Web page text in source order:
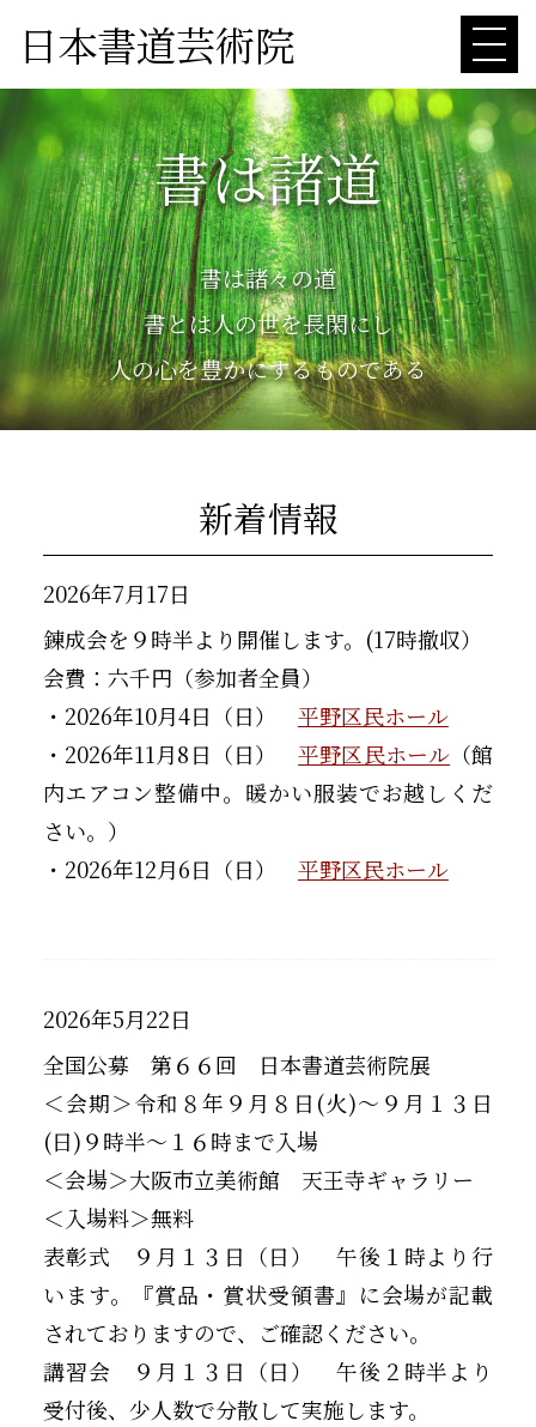
日本書道芸術院
書は諸道
書は諸々の道
書とは人の世を長閑にし
人の心を豊かにするものである
新着情報
2026年7月17日
錬成会を９時半より開催します。(17時撤収）
会費：六千円（参加者全員）
・2026年10月4日（日） 平野区民ホール
・2026年11月8日（日）平野区民ホール （館
内エアコン整備中。暖かい服装でお越しくだ
さい。）
・2026年12月6日（日） 平野区民ホール
2026年5月22日
全国公募 第６６回 日本書道芸術院展
＜会期＞令和８年９月８日(火)～９月１３日
(日)９時半～１６時まで入場
＜会場＞大阪市立美術館 天王寺ギャラリー
＜入場料＞無料
表彰式 ９月１３日（日） 午後１時より行
います。『賞品・賞状受領書』に会場が記載
されておりますので、ご確認ください。
講習会 ９月１３日（日） 午後２時半より
受付後、少人数で分散して実施します。